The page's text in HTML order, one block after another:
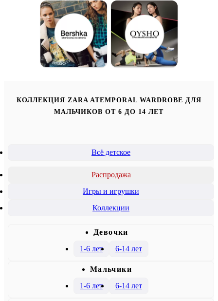
КОЛЛЕКЦИЯ ZARA ATEMPORAL WARDROBE ДЛЯ
МАЛЬЧИКОВ ОТ 6 ДО 14 ЛЕТ
Всё детское
Распродажа
Игры и игрушки
Коллекции
Девочки
1-6 лет
6-14 лет
Mальчики
1-6 лет
6-14 лет